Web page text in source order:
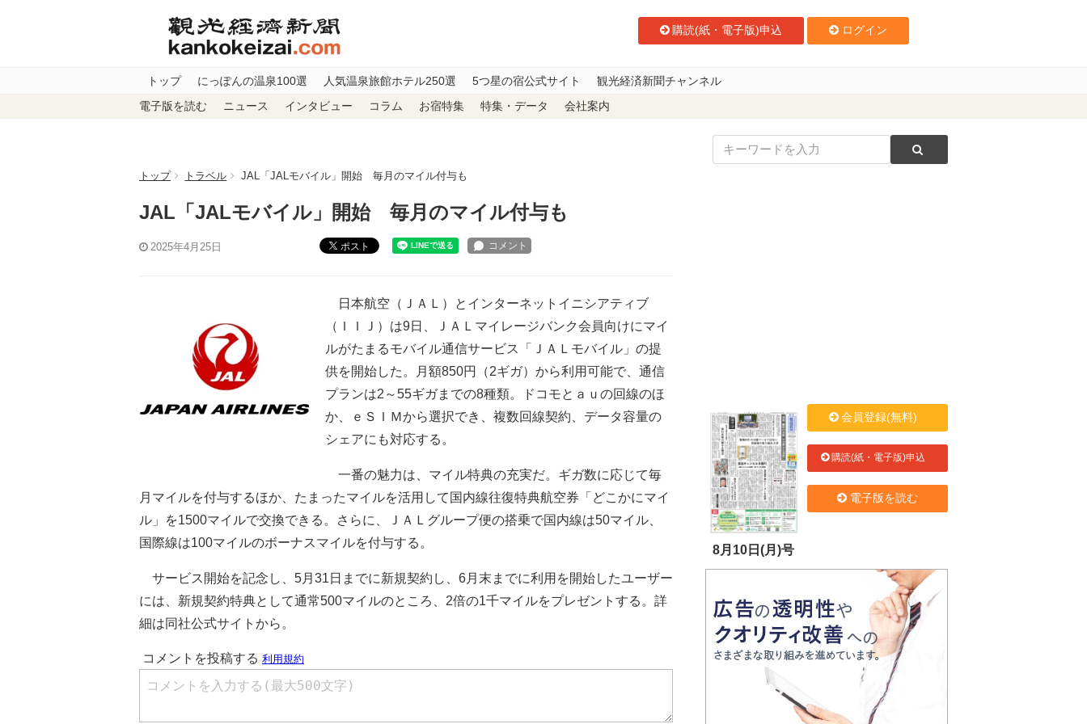
購読(紙・電子版)申込 ログイン
トップ にっぽんの温泉100選 人気温泉旅館ホテル250選 5つ星の宿公式サイト 観光経済新聞チャンネル
電子版を読む ニュース インタビュー コラム お宿特集 特集・データ 会社案内
トップ トラベル JAL「JALモバイル」開始 毎月のマイル付与も
JAL「JALモバイル」開始 毎月のマイル付与も
2025年4月25日 ポスト
日本航空（ＪＡＬ）とインターネットイニシアティブ
（ＩＩＪ）は9日、ＪＡＬマイレージバンク会員向けにマイ
ルがたまるモバイル通信サービス「ＪＡＬモバイル」の提
供を開始した。月額850円（2ギガ）から利用可能で、通信
プランは2～55ギガまでの8種類。ドコモとａｕの回線のほ
か、ｅＳＩＭから選択でき、複数回線契約、データ容量の
シェアにも対応する。
一番の魅力は、マイル特典の充実だ。ギガ数に応じて毎
月マイルを付与するほか、たまったマイルを活用して国内線往復特典航空券「どこかにマイ
ル」を1500マイルで交換できる。さらに、ＪＡＬグループ便の搭乗で国内線は50マイル、
国際線は100マイルのボーナスマイルを付与する。
サービス開始を記念し、5月31日までに新規契約し、6月末までに利用を開始したユーザー
には、新規契約特典として通常500マイルのところ、2倍の1千マイルをプレゼントする。詳
細は同社公式サイトから。
8月10日(月)号
会員登録(無料)
購読(紙・電子版)申込
電子版を読む